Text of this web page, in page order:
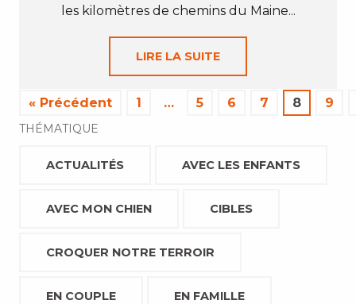
les kilomètres de chemins du Maine...
LIRE LA SUITE
« Précédent 1 … 5 6 7 8 9
THÉMATIQUE
ACTUALITÉS AVEC LES ENFANTS
AVEC MON CHIEN CIBLES
CROQUER NOTRE TERROIR
EN COUPLE EN FAMILLE